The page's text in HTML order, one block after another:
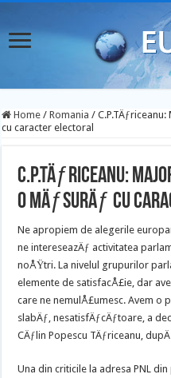
Home / Romania /
cu caracter electoral
C.P.TÄƒriceanu:
o mÄƒsurÄƒ cu
Ne apropiem de alegerile
ne intereseazÄƒ activitatea
noÅŸtri. La nivelul grupurilor
elemente de satisfacÅ£ie, dar
care ne nemulÅ£umesc.Avem o
slabÄƒ, nesatisfÄƒcÄƒtoare, a
CÄƒlin Popescu TÄƒriceanu,
Una din criticile la adresa PNL